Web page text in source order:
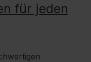
für jeden